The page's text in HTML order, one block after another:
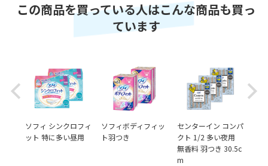
この商品を買っている人はこんな商品も買っ
ています
Previous
ソフィ シンクロフィ
ット 特に多い昼用
ソフィボディフィッ
ト羽つき
センターイン コンパ
クト 1/2 多い夜用
無香料 羽つき 30.5c
m
Next